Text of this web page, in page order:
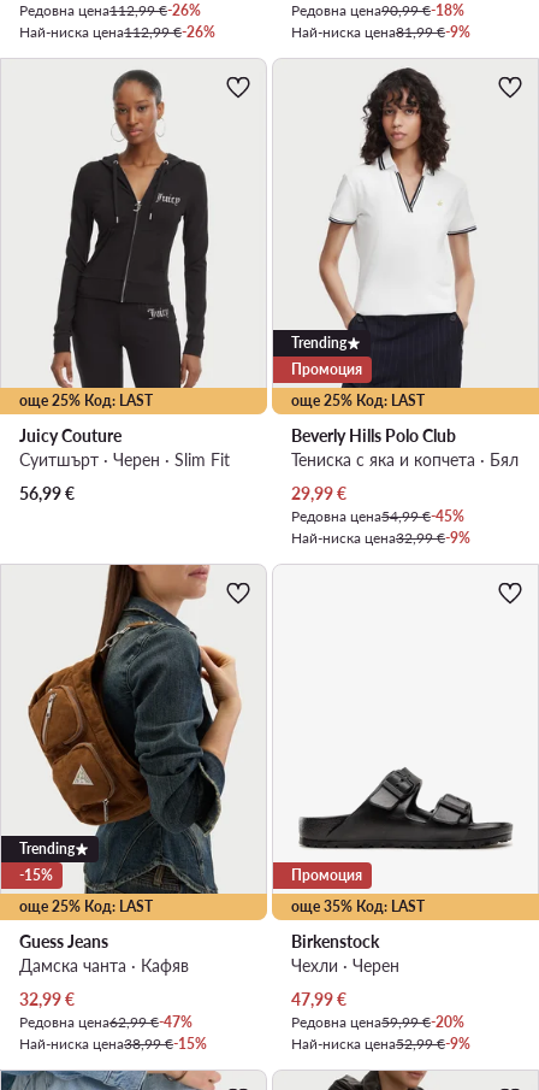
Редовна цена112,99 €-26%
Най-ниска цена112,99 €-26%
Редовна цена90,99 €-18%
Най-ниска цена81,99 €-9%
още 25% Код: LAST
Juicy Couture
Суитшърт · Черен · Slim Fit
56,99€
още 25% Код: LAST
Trending
Промоция
Beverly Hills Polo Club
Тениска с яка и копчета · Бял
Актуална цена
29,99€
Редовна цена54,99 €-45%
Най-ниска цена32,99 €-9%
още 25% Код: LAST
Trending
-15%
Guess Jeans
Дамска чанта · Кафяв
Актуална цена
32,99€
Редовна цена62,99 €-47%
Най-ниска цена38,99 €-15%
още 35% Код: LAST
Промоция
Birkenstock
Чехли · Черен
Актуална цена
47,99€
Редовна цена59,99 €-20%
Най-ниска цена52,99 €-9%